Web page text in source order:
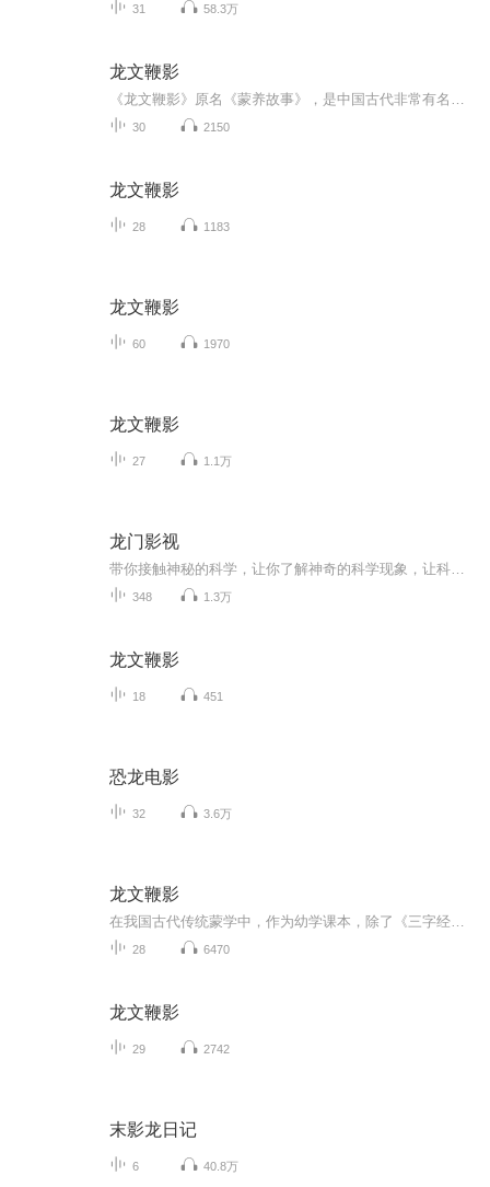
31 58.3万
龙文鞭影
30 2150
龙文鞭影
28 1183
龙文鞭影
60 1970
龙文鞭影
27 1.1万
龙门影视
348 1.3万
龙文鞭影
18 451
恐龙电影
32 3.6万
龙文鞭影
28 6470
龙文鞭影
29 2742
末影龙日记
6 40.8万